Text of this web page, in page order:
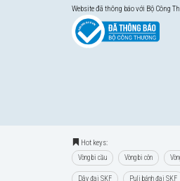
Website đã thông báo với Bộ Công
Hot keys:
Vòng bi cầu Vòng bi côn
Dây đai SKF Puli bánh đai SKF